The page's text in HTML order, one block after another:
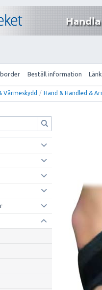
Beställ information
Värmeskydd / Hand & Handled &